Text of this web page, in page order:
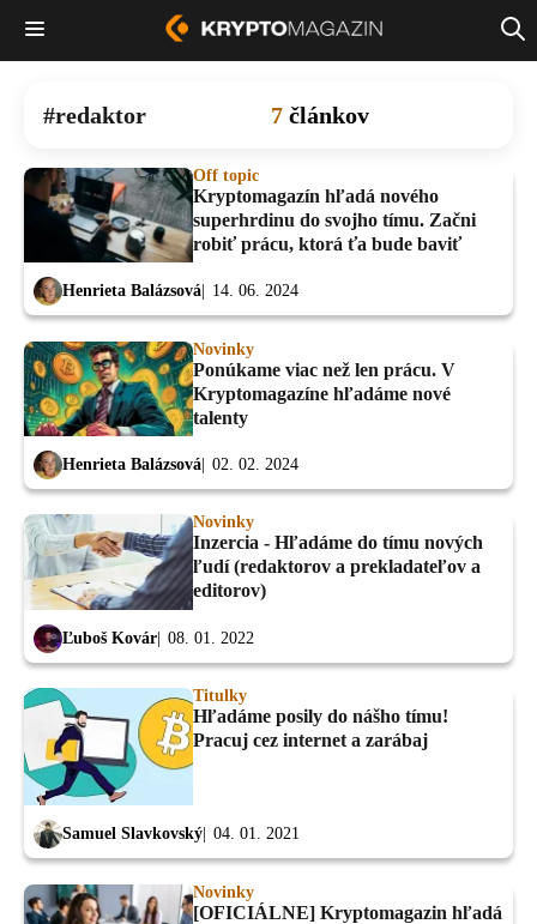
redaktor 7 článkov
Off topic
Kryptomagazín hľadá nového
superhrdinu do svojho tímu. Začni
robiť prácu, ktorá ťa bude baviť
Henrieta Balázsová 14. 06. 2024
Novinky
Ponúkame viac než len prácu. V
Kryptomagazíne hľadáme nové
talenty
Henrieta Balázsová 02. 02. 2024
Novinky
Inzercia - Hľadáme do tímu nových
ľudí (redaktorov a prekladateľov a
editorov)
Ľuboš Kovár 08. 01. 2022
Titulky
Hľadáme posily do nášho tímu!
Pracuj cez internet a zarábaj
Samuel Slavkovský 04. 01. 2021
Novinky
[OFICIÁLNE] Kryptomagazin hľadá